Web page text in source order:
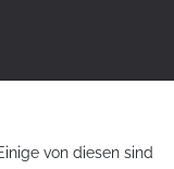
von diesen sind